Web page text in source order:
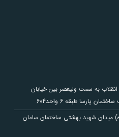
انقلاب به سمت ولیعصر بین خیابان
پارسا طبقه 6 واحد604
میدان شهید بهشتی ساختمان سامان